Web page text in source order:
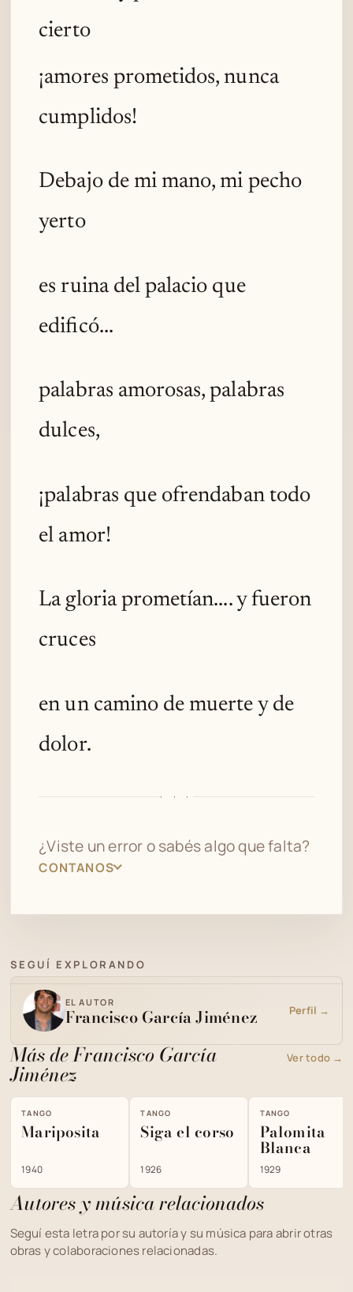
cierto
¡amores prometidos, nunca
cumplidos!
Debajo de mi mano, mi pecho
yerto
es ruina del palacio que
edificó...
palabras amorosas, palabras
dulces,
¡palabras que ofrendaban todo
el amor!
La gloria prometían.... y fueron
cruces
en un camino de muerte y de
dolor.
· · ·
¿Viste un error o sabés algo que falta?
CONTANOS
SEGUÍ EXPLORANDO
EL AUTOR
Francisco García Jiménez Perfil →
Más de Francisco García
Jiménez
Ver todo →
TANGO
Mariposita
1940
TANGO
Siga el corso
1926
TANGO
Palomita
Blanca
1929
Autores y música relacionados
Seguí esta letra por su autoría y su música para abrir otras
obras y colaboraciones relacionadas.